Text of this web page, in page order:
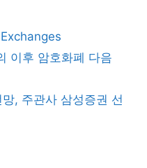
이후 암호화폐 다음
, 주관사 삼성증권 선